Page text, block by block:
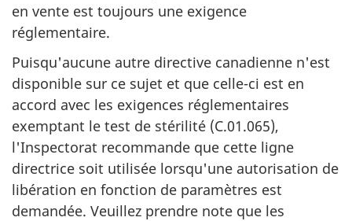
en vente est toujours une exigence
réglementaire.
Puisqu'aucune autre directive canadienne n'est
disponible sur ce sujet et que celle-ci est en
accord avec les exigences réglementaires
exemptant le test de stérilité (C.01.065),
l'Inspectorat recommande que cette ligne
directrice soit utilisée lorsqu'une autorisation de
libération en fonction de paramètres est
demandée. Veuillez prendre note que les